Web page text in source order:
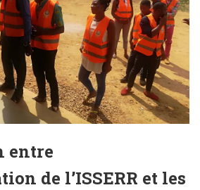
entre
de l’ISSERR et les